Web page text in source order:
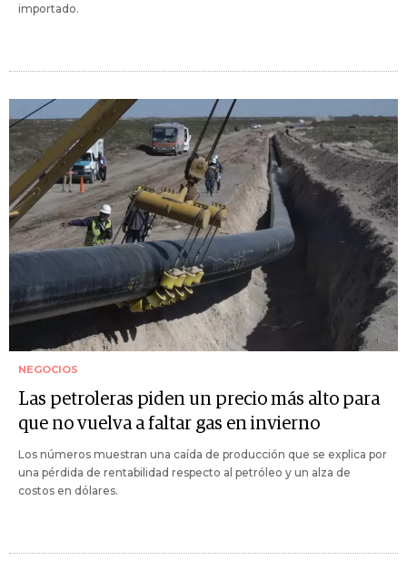
importado.
NEGOCIOS
Las petroleras piden un precio más alto para
que no vuelva a faltar gas en invierno
Los números muestran una caída de producción que se explica por
una pérdida de rentabilidad respecto al petróleo y un alza de
costos en dólares.